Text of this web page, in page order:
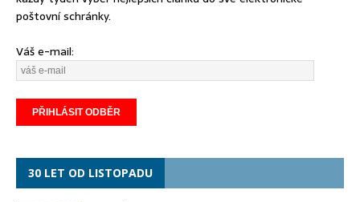
poštovní schránky.
Váš e-mail:
30 LET OD LISTOPADU